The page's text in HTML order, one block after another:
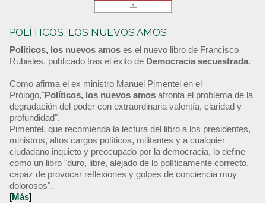
POLÍTICOS, LOS NUEVOS AMOS
Políticos, los nuevos amos es el nuevo libro de Francisco
Rubiales, publicado tras el éxito de Democracia secuestrada.
Como afirma el ex ministro Manuel Pimentel en el
Prólogo,"Políticos, los nuevos amos afronta el problema de la
degradación del poder con extraordinaria valentía, claridad y
profundidad".
Pimentel, que recomienda la lectura del libro a los presidentes,
ministros, altos cargos políticos, militantes y a cualquier
ciudadano inquieto y preocupado por la democracia, lo define
como un libro "duro, libre, alejado de lo políticamente correcto,
capaz de provocar reflexiones y golpes de conciencia muy
dolorosos".
[Más]